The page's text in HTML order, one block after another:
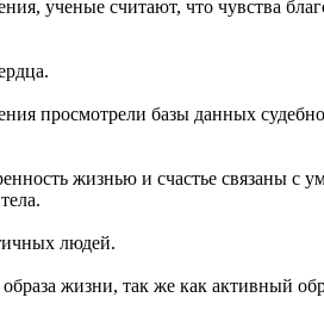
ученые считают, что чувства
просмотрели базы данных
жизнью и счастье связаны с
людей.
жизни, так же как активный